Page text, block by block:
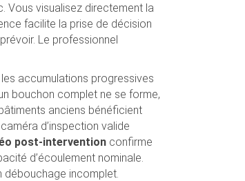
Vous visualisez directement la
facilite la prise de décision
Le professionnel
accumulations progressives
bouchon complet ne se forme,
anciens bénéficient
d’inspection valide
post-intervention confirme
d’écoulement nominale.
débouchage incomplet.